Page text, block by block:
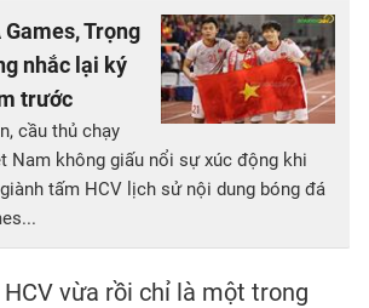
Trọng
nhắc lại ký
trước
cầu thủ chạy
Nam không giấu nổi sự xúc động khi
tấm HCV lịch sử nội dung bóng đá
vừa rồi chỉ là một trong